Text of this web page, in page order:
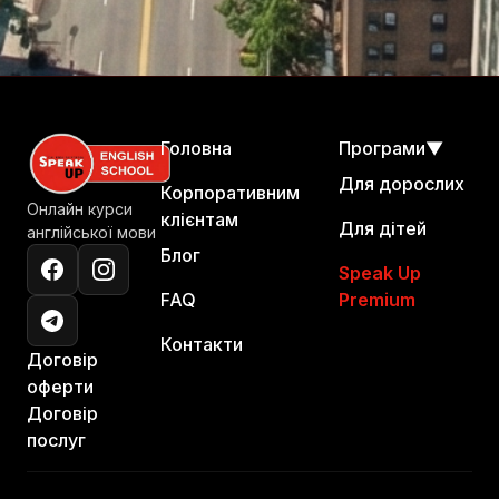
Наши консультанты работают Пн-Пт: 10:00-
21:30, Сб: 11:00-15:00. Мы всегда готовы
помочь вам с любыми вопросами.
Онлайн курси
англійської мови
Договір
оферти
Договір
послуг
Головна
Корпоративним
клієнтам
Блог
FAQ
Контакти
Програми▼
Для дорослих
Для дітей
Speak Up
Premium